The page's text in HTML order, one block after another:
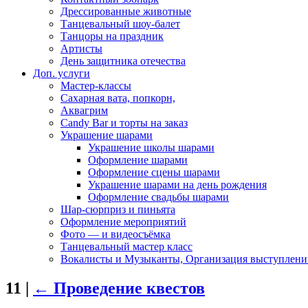
Дрессированные животные
Танцевальный шоу-балет
Танцоры на праздник
Артисты
День защитника отечества
Доп. услуги
Мастер-классы
Сахарная вата, попкорн,
Аквагрим
Candy Bar и торты на заказ
Украшение шарами
Украшение школы шарами
Оформление шарами
Оформление сцены шарами
Украшение шарами на день рождения
Оформление свадьбы шарами
Шар-сюрприз и пиньята
Оформление мероприятий
Фото — и видеосъёмка
Танцевальный мастер класс
Вокалисты и Музыканты, Организация
11 | ← Проведение квестов